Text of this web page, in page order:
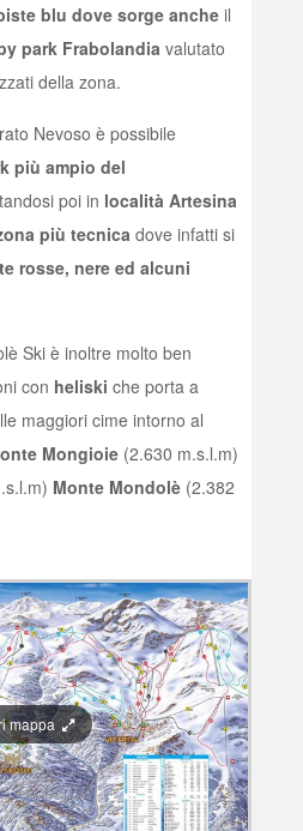
blu dove sorge ancheil
park Frabolandia valutato
della zona.
Nevoso è possibile
più ampio del
poi in località Artesina
più tecnica dove infatti si
rosse, nere ed alcuni
Ski è inoltre molto ben
con heliski che porta a
maggiori cime intorno al
Mongioie(2.630 m.s.l.m)
Monte Mondolè(2.382
mappa